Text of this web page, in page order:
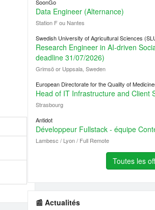
SoonGo
Data Engineer (Alternance)
Station F ou Nantes
Swedish University of Agricultural Sciences
Research Engineer in AI-driven
deadline 31/07/2026)
Grimsö or Uppsala, Sweden
European Directorate for the Quality of
Head of IT Infrastructure and Client
Strasbourg
Antidot
Développeur Fullstack - équipe
Lambesc / Lyon / Full Remote
Toutes les
📰 Actualités